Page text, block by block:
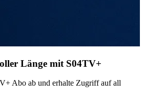
Länge mit S04TV+
Abo ab und erhalte Zugriff auf all